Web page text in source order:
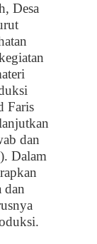
, Desa
Faris
dan
Dalam
dan